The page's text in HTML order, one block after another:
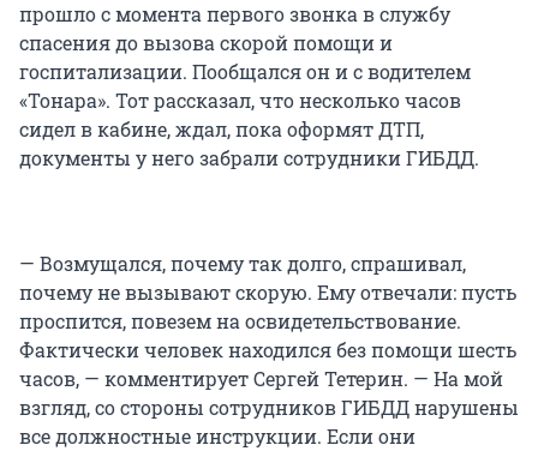
прошло с момента первого звонка в службу
спасения до вызова скорой помощи и
госпитализации. Пообщался он и с водителем
«Тонара». Тот рассказал, что несколько часов
сидел в кабине, ждал, пока оформят ДТП,
документы у него забрали сотрудники ГИБДД.
— Возмущался, почему так долго, спрашивал,
почему не вызывают скорую. Ему отвечали: пусть
проспится, повезем на освидетельствование.
Фактически человек находился без помощи шесть
часов, — комментирует Сергей Тетерин. — На мой
взгляд, со стороны сотрудников ГИБДД нарушены
все должностные инструкции. Если они